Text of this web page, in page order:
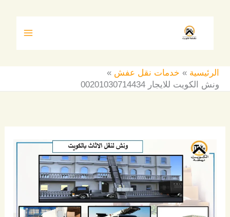
الرئيسية
خدمات نقل عفش
ونش الكويت للايجار 00201030714434